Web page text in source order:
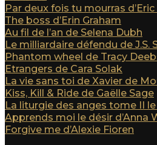
Par deux fois tu mourras
The boss d’Erin Graham
Au fil de l’an de Selena Dubh
Le milliardaire défendu de J.S.
Phantom wheel de Tracy
Etrangers de Cara Solak
La vie sans toi de Xavier de
Kiss, Kill & Ride de Gaëlle Sage
La liturgie des anges tome II
Apprends moi le désir d’Anna
Forgive me d’Alexie Fioren